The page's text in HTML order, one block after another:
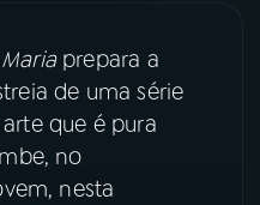
prepara a
de uma série
que é pura
no
nesta